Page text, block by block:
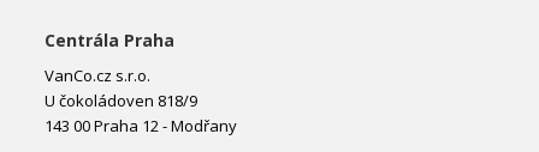
Centrála Praha
VanCo.cz s.r.o.
U čokoládoven 818/9
143 00 Praha 12 - Modřany